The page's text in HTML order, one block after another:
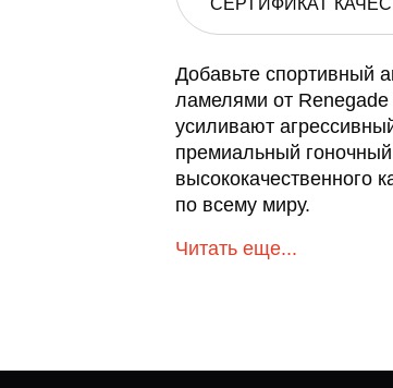
СЕРТИФИКАТ
Добавьте спортивный
ламелями от
усиливают
премиальный
высококачественного
по всему миру.
Читать еще...